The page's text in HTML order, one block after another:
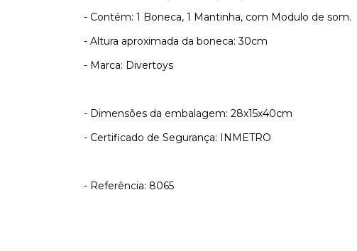
- Contém: 1 Boneca, 1 Mantinha, com Modulo de som.
- Altura aproximada da boneca: 30cm
- Marca: Divertoys
- Dimensões da embalagem: 28x15x40cm
- Certificado de Segurança: INMETRO
- Referência: 8065